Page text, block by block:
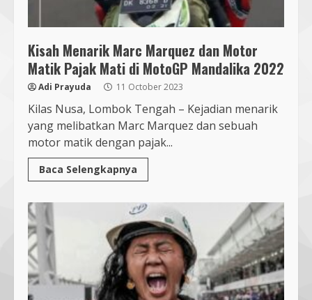
Kisah Menarik Marc Marquez dan Motor
Matik Pajak Mati di MotoGP Mandalika 2022
Adi Prayuda 11 October 2023
Kilas Nusa, Lombok Tengah – Kejadian menarik
yang melibatkan Marc Marquez dan sebuah
motor matik dengan pajak...
Baca Selengkapnya